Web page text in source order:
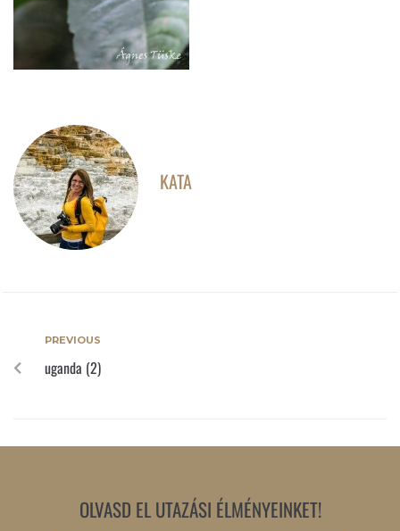
KATA
PREVIOUS
uganda (2)
OLVASD EL UTAZÁSI ÉLMÉNYEINKET!